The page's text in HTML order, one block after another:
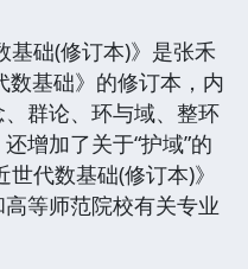
基础(修订本)》是张禾
数基础》的修订本，内
群论、环与域、整环
增加了关于“护域”的
代数基础(修订本)》
等师范院校有关专业